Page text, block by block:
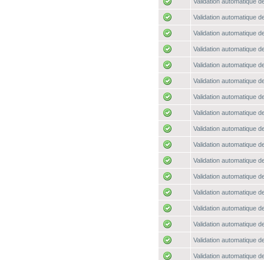
Validation automatique
Validation automatique
Validation automatique
Validation automatique
Validation automatique
Validation automatique
Validation automatique
Validation automatique
Validation automatique
Validation automatique
Validation automatique
Validation automatique
Validation automatique
Validation automatique
Validation automatique
Validation automatique